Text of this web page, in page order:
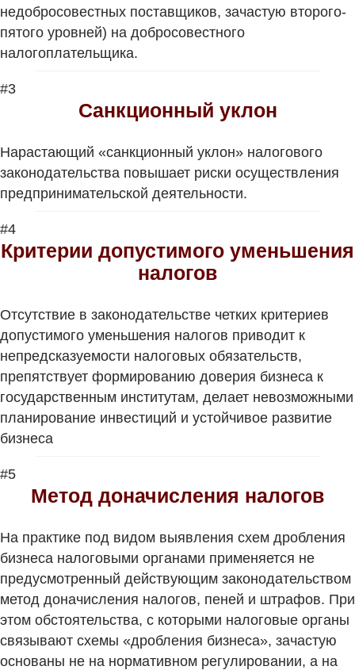
недобросовестных поставщиков, зачастую второго-
пятого уровней) на добросовестного
налогоплательщика.
#3
Санкционный уклон
Нарастающий «санкционный уклон» налогового
законодательства повышает риски осуществления
предпринимательской деятельности.
#4
Критерии допустимого уменьшения
налогов
Отсутствие в законодательстве четких критериев
допустимого уменьшения налогов приводит к
непредсказуемости налоговых обязательств,
препятствует формированию доверия бизнеса к
государственным институтам, делает невозможными
планирование инвестиций и устойчивое развитие
бизнеса
#5
Метод доначисления налогов
На практике под видом выявления схем дробления
бизнеса налоговыми органами применяется не
предусмотренный действующим законодательством
метод доначисления налогов, пеней и штрафов. При
этом обстоятельства, с которыми налоговые органы
связывают схемы «дробления бизнеса», зачастую
основаны не на нормативном регулировании, а на